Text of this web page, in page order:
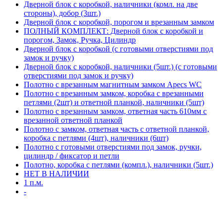
Дверной блок с коробкой, наличники (комл. на две
стороны), добор (3шт.)
Дверной блок с коробкой, порогом и врезанным замком
ПОЛНЫЙ КОМПЛЕКТ: Дверной блок с коробкой и
порогом, Замок, Ручка, Цилиндр
Дверной блок с коробкой (с готовыми отверстиями под
замок и ручку)
Дверной блок с коробкой, наличники (5шт.) (с готовыми
отверстиями под замок и ручку)
Полотно с врезанным магнитным замком Apecs WC
Полотно с врезанным замком, коробка с врезанными
петлями (2шт) и ответной планкой, наличники (5шт)
Полотно с врезанным замком, ответная часть 610мм с
врезанной ответной планкой
Полотно с замком, ответная часть с ответной планкой,
коробка с петлями (4шт), наличники (6шт)
Полотно с готовыми отверстиями под замок, ручки,
цилиндр / фиксатор и петли
Полотно, коробка с петлями (компл.), наличники (5шт.)
НЕТ В НАЛИЧИИ
1 п.м.
-